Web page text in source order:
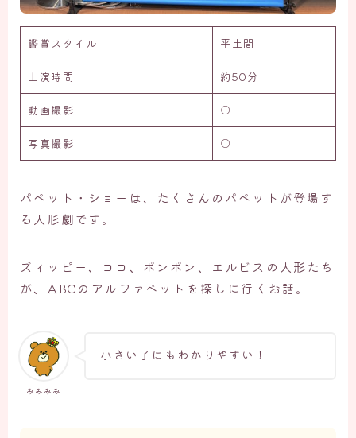
鑑賞スタイル 平土間
上演時間 約50分
動画撮影 ○
写真撮影 ○
パペット・ショーは、たくさんのパペットが登場す
る人形劇です。
ズィッピー、ココ、ポンポン、エルビスの人形たち
が、ABCのアルファベットを探しに行くお話。
みみみみ
小さい子にもわかりやすい！